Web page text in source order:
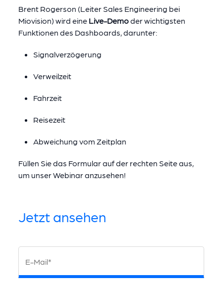
Brent Rogerson (Leiter Sales Engineering bei
Miovision) wird eine Live-Demoder wichtigsten
Funktionen des Dashboards, darunter:
Signalverzögerung
Verweilzeit
Fahrzeit
Reisezeit
Abweichung vom Zeitplan
Füllen Sie das Formular auf der rechten Seite aus,
um unser Webinar anzusehen!
Jetzt ansehen
E-Mail*